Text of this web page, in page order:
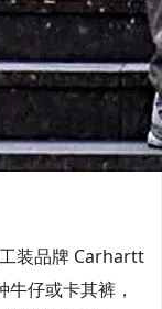
装品牌 Carhartt
仔或卡其裤，